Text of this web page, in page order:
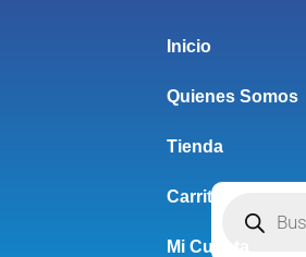
Inicio
Quienes Somos
Tienda
Carrito
Mi Cuenta